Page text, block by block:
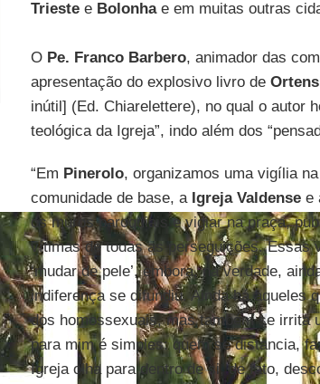
Triestee Bolonhae em muitas outras
O Pe. Franco Barbero, animador das
apresentação do explosivo livro de
inútil] (Ed. Chiarelettere), no qual o autor
teológica da Igreja”, indo além dos
“Em Pinerolo, organizamos uma vigília
comunidade de base, a Igreja Valdensee
os muros paroquiais e vigiar na praça,
vítimas de todas as perseguições. Essas
‘mudar de pele’, embora, na verdade,
indiferença se difundiu. Ainda há aqueles
dos homossexuais, mas também se irrita
para mim é simples: quem se distancia,
Igreja olha para dentro de si, de fato,